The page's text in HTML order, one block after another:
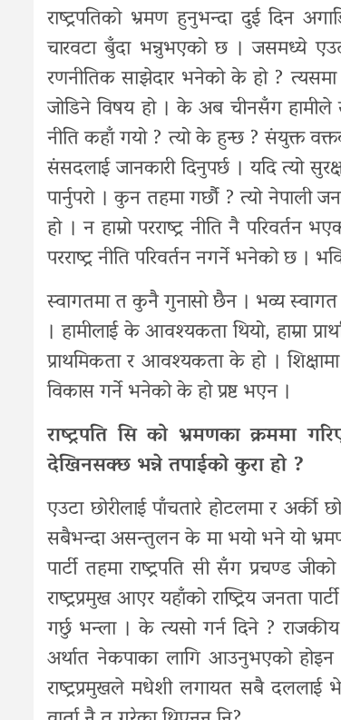
राष्ट्रपतिको भ्रमण हुनुभन्दा दुई दिन
चारवटा बुँदा भन्नुभएको छ । जसमध्ये
रणनीतिक साझेदार भनेको के हो ?
जोडिने विषय हो । के अब चीनसँग हामीले
नीति कहाँ गयो ? त्यो के हुन्छ ? संयुक्त
संसदलाई जानकारी दिनुपर्छ । यदि त्यो
पार्नुपरो । कुन तहमा गर्छौ ? त्यो नेपाली
हो । न हाम्रो परराष्ट्र नीति नै परिवर्तन
परराष्ट्र नीति परिवर्तन नगर्ने भनेको छ ।
स्वागतमा त कुनै गुनासो छैन । भव्य स्वागत
। हामीलाई के आवश्यकता थियो, हाम्रा
प्राथमिकता र आवश्यकता के हो ।
विकास गर्ने भनेको के हो प्रष्ट भएन ।
राष्ट्रपति सि को भ्रमणका क्रममा
देखिनसक्छ भन्ने तपाईको कुरा हो ?
एउटा छोरीलाई पाँचतारे होटलमा र अर्की
सबैभन्दा असन्तुलन के मा भयो भने यो
पार्टी तहमा राष्ट्रपति सी सँग प्रचण्ड
राष्ट्रप्रमुख आएर यहाँको राष्ट्रिय जनता
गर्छु भन्ला । के त्यसो गर्न दिने ? राजकीय
अर्थात नेकपाका लागि आउनुभएको
राष्ट्रप्रमुखले मधेशी लगायत सबै